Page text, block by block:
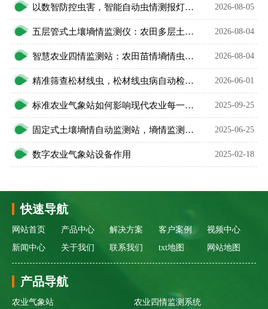
以数智防控虫害，智能自动虫情测报灯精准预判农林虫情 2026-08-05
五层管式土壤墒情监测仪：农田多层土壤水分智能监测设备 2026-08-04
智慧农业四情监测站：农田苗情墒情虫情灾情一体化监测设备 2026-08-04
精准筛查松材线虫，松材线虫病自动检测仪守住万亩松林 2026-06-01
标准农业气象站如何影响现代农业每一步？ 2025-09-25
固定式土壤墒情自动监测站，墒情监测中的宝藏设备 2025-06-25
数字农业气象站设备作用 2025-02-18
快速导航
网站首页 产品中心 解决方案 客户案例
视频中心
新闻中心
关于我们 联系我们 txt地图 网站地图
产品导航
农业气象站
农业四情监测系统